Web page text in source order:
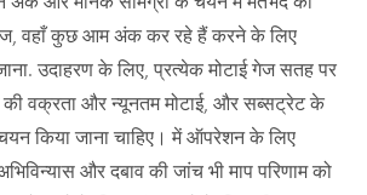
वहाँ कुछ आम अंक कर रहे हैं करने के लिए
उदाहरण के लिए, प्रत्येक मोटाई गेज सतह पर
वक्रता और न्यूनतम मोटाई, और सब्सट्रेट के
किया जाना चाहिए। में ऑपरेशन के लिए
और दबाव की जांच भी माप परिणाम को